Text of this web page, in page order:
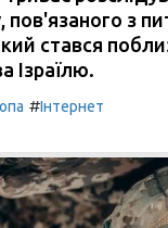
пов'язаного з
стався
Ізраїлю.
#Інтернет